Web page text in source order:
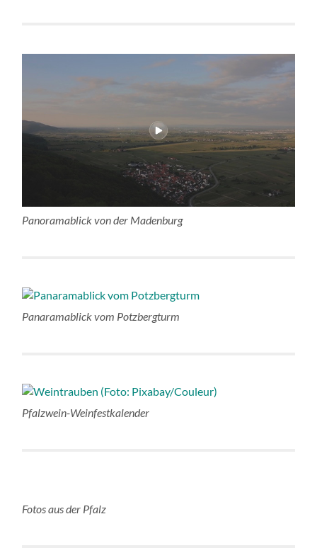
Panoramablick von der Madenburg
Panaramablick vom Potzbergturm
Pfalzwein-Weinfestkalender
Fotos aus der Pfalz